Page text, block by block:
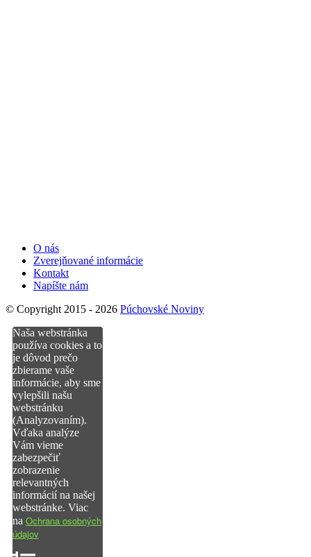
O nás
Zverejňované informácie
Kontakt
Napíšte nám
© Copyright 2015 - 2026 Púchovské Noviny
Naša webstránka
používa cookies a to
je dôvod prečo
zbierame vaše
informácie, aby sme
vylepšili našu
webstránku
(Analyzovaním).
Vďaka analýze
Vám vieme
zabezpečiť
zobrazenie
relevantných
informácií na našej
webstránke. Viac
na Ochrana osobných
údajov